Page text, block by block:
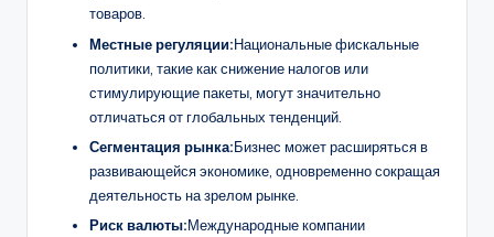
товаров.
Местные регуляции:Национальные фискальные
политики, такие как снижение налогов или
стимулирующие пакеты, могут значительно
отличаться от глобальных тенденций.
Сегментация рынка:Бизнес может расширяться в
развивающейся экономике, одновременно сокращая
деятельность на зрелом рынке.
Риск валюты:Международные компании